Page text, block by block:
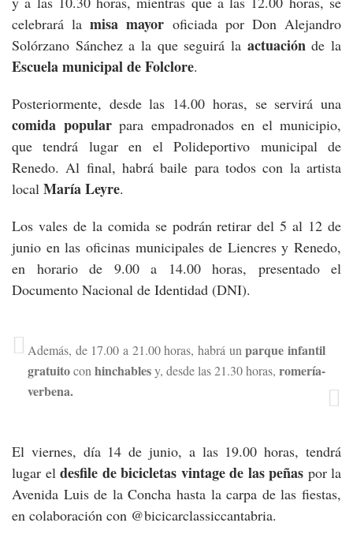
celebrará lamisa mayor oficiada por Don Alejandro
Solórzano Sánchez a la que seguirá la actuación de la
Escuela municipal de Folclore.
Posteriormente, desde las 14.00 horas, se servirá una
comida popularpara empadronados en el municipio,
que tendrá lugar en el Polideportivo municipal de
Renedo. Al final, habrá baile para todos con la artista
local María Leyre.
Los vales de la comida se podrán retirar del 5 al 12 de
junio en las oficinas municipales de Liencres y Renedo,
en horario de 9.00 a 14.00 horas, presentado el
Documento Nacional de Identidad (DNI).
Además, de 17.00 a 21.00 horas, habrá unparque infantil
gratuitocon hinchablesy, desde las 21.30 horas, romería-
verbena.
El viernes, día 14 de junio, a las 19.00 horas, tendrá
lugar el desfile de bicicletas vintage de las peñas por la
Avenida Luis de la Concha hasta la carpa de las fiestas,
en colaboración con @bicicarclassiccantabria.